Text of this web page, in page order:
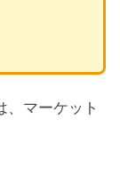
、マーケット